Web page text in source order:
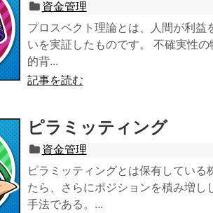
資金管理
プロスペクト理論とは、人間が利益
いを実証したものです。 不確実性
的背...
記事を読む
ピラミッティング
資金管理
ピラミッティングとは保有してい
たら、さらにポジションを積み増し
手法である。...